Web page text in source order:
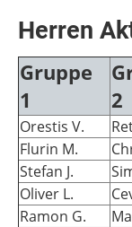
Herren
Gruppe
1
2
Orestis V.
Flurin M.
Stefan J.
Oliver L.
Ramon G.